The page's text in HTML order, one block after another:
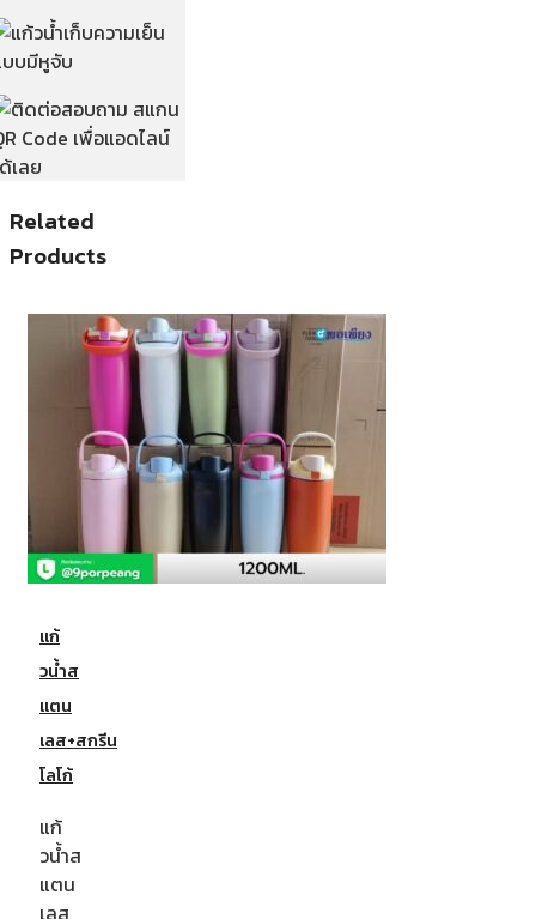
Related
Products
แก้
วน้ำส
แตน
เลส+สกรีน
โลโก้
แก้
วน้ำส
แตน
เลส